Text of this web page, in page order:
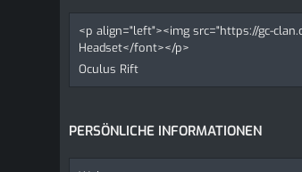
<p align="left"><img src="https://gc-
Headset</font></p>
Oculus Rift
PERSÖNLICHE INFORMATIONEN